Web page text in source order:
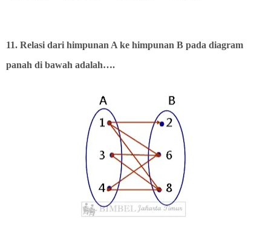
11. Relasi dari himpunan A ke himpunan B pada diagram
panah di bawah adalah….